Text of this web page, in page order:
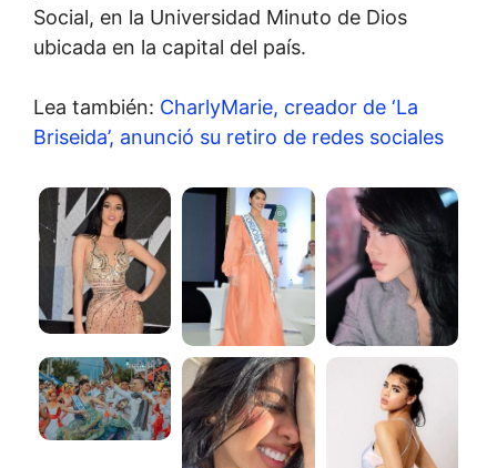
Social, en la Universidad Minuto de Dios
ubicada en la capital del país.
Lea también: CharlyMarie, creador de ‘La
Briseida’, anunció su retiro de redes sociales